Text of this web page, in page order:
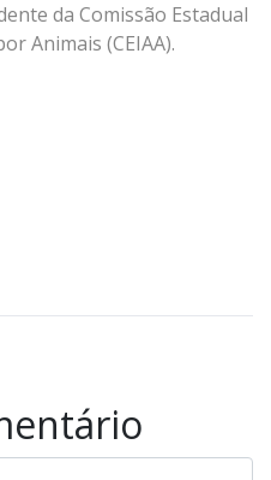
da Comissão Estadual
Animais (CEIAA).